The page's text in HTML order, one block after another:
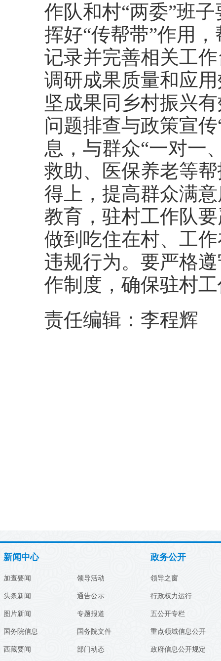
作队和村“两委”班
挥好“传帮带”作用
记录并完善相关工
调研成果质量和应
坚成果同乡村振兴
问题排查与政策宣
息，与群众“一对一
救助、医保养老等
得上，提高群众满
教育，驻村工作队
做到吃住在村、工
违规行为。要严格
作制度，确保驻村
责任编辑：李程辉
新闻中心
加查要闻
头条新闻
图片新闻
国务院信息
西藏要闻
领导活动
通告公示
专题报道
国务院文件
部门动态
政务公开
领导之窗
行政权力运行
五公开专栏
重点领域信息公开
政府信息公开规定